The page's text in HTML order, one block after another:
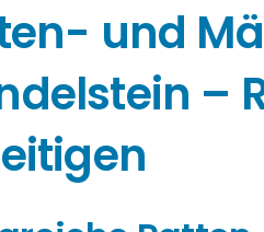
und
–